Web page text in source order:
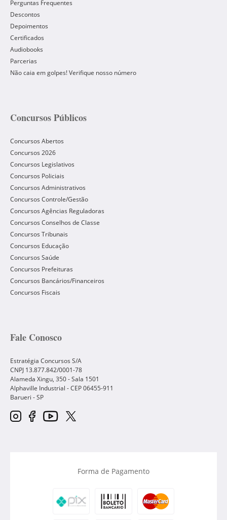
Perguntas Frequentes
Descontos
Depoimentos
Certificados
Audiobooks
Parcerias
Não caia em golpes! Verifique nosso número
Concursos Públicos
Concursos Abertos
Concursos 2026
Concursos Legislativos
Concursos Policiais
Concursos Administrativos
Concursos Controle/Gestão
Concursos Agências Reguladoras
Concursos Conselhos de Classe
Concursos Tribunais
Concursos Educação
Concursos Saúde
Concursos Prefeituras
Concursos Bancários/Financeiros
Concursos Fiscais
Fale Conosco
Estratégia Concursos S/A
CNPJ 13.877.842/0001-78
Alameda Xingu, 350 - Sala 1501
Alphaville Industrial - CEP06455-911
Barueri -SP
Forma de Pagamento